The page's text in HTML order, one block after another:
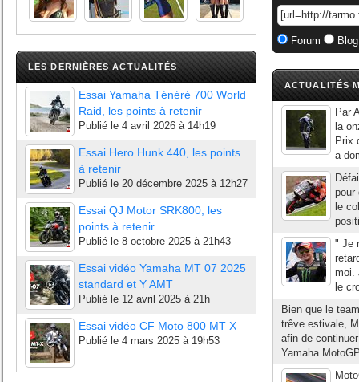
LES DERNIÈRES ACTUALITÉS
Essai Yamaha Ténéré 700 World
Raid, les points à retenir
Publié le 4 avril 2026 à 14h19
Essai Hero Hunk 440, les points
à retenir
Publié le 20 décembre 2025 à 12h27
Essai QJ Motor SRK800, les
points à retenir
Publié le 8 octobre 2025 à 21h43
Essai vidéo Yamaha MT 07 2025
standard et Y AMT
Publié le 12 avril 2025 à 21h
Essai vidéo CF Moto 800 MT X
Publié le 4 mars 2025 à 19h53
Forum
ACTUALITÉS
Par
la
Prix
a
pour
le
" Je
moi.
le
Bien que le
trêve estivale,
afin de
Yamaha